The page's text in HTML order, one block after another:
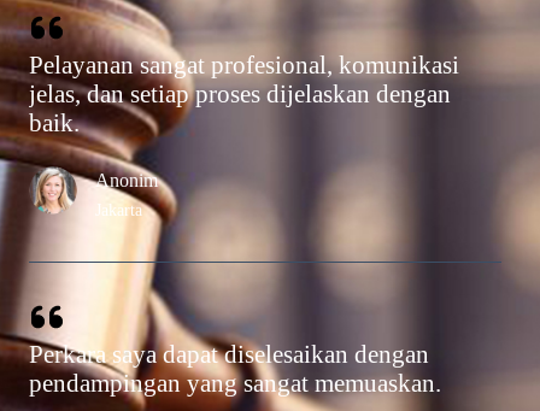
Pelayanan sangat profesional, komunikasi
jelas, dan setiap proses dijelaskan dengan
baik.
Anonim
Jakarta
Perkara saya dapat diselesaikan dengan
pendampingan yang sangat memuaskan.